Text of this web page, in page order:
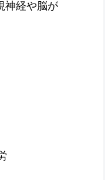
神経や脳が